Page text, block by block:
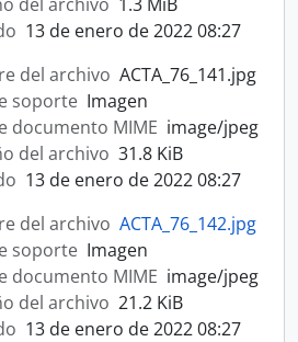
13 de enero de 2022 08:27
del archivo ACTA_76_141.jpg
soporte Imagen
documento MIME image/jpeg
del archivo 31.8 KiB
13 de enero de 2022 08:27
del archivo ACTA_76_142.jpg
soporte Imagen
documento MIME image/jpeg
del archivo 21.2 KiB
13 de enero de 2022 08:27